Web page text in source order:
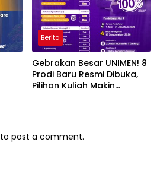
Berita
Gebrakan Besar UNIMEN! 8
Prodi Baru Resmi Dibuka,
Pilihan Kuliah Makin
to post a comment.